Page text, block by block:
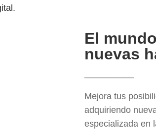
El
nuevas
Mejora tus
adquiriendo
especializada en